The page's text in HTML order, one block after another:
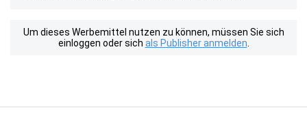
Um dieses Werbemittel nutzen zu können, müssen Sie sich
einloggen oder sich als Publisher anmelden